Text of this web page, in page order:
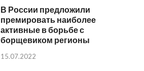
В России предложили
премировать наиболее
активные в борьбе с
борщевиком регионы
15.07.2022